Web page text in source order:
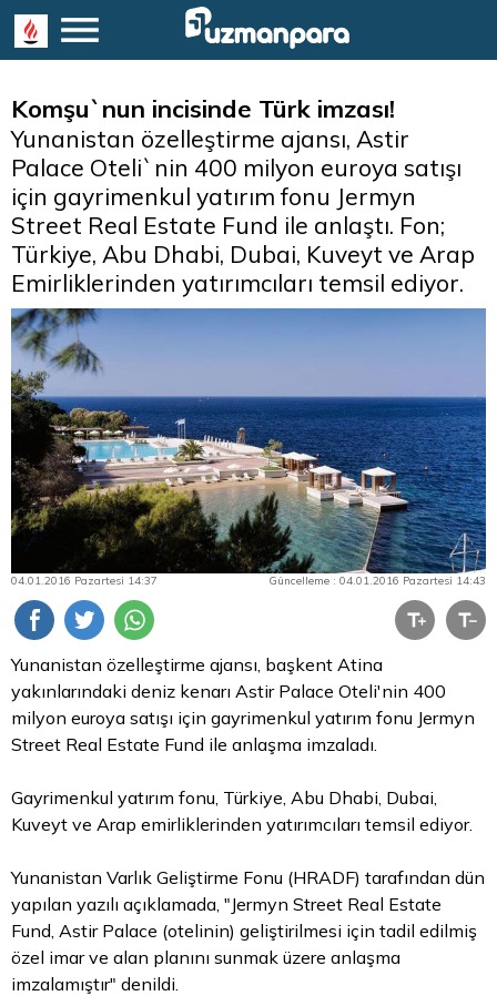
Komşu`nun incisinde Türk imzası!
Yunanistan özelleştirme ajansı, Astir
Palace Oteli`nin 400 milyon euroya satışı
için gayrimenkul yatırım fonu Jermyn
Street Real Estate Fund ile anlaştı. Fon;
Türkiye, Abu Dhabi, Dubai, Kuveyt ve Arap
Emirliklerinden yatırımcıları temsil ediyor.
04.01.2016 Pazartesi 14:37 Güncelleme : 04.01.2016 Pazartesi 14:43
Yunanistan özelleştirme ajansı, başkent Atina
yakınlarındaki deniz kenarı Astir Palace Oteli'nin 400
milyon euroya satışı için gayrimenkul yatırım fonu Jermyn
Street Real Estate Fund ile anlaşma imzaladı.
Gayrimenkul yatırım fonu, Türkiye, Abu Dhabi, Dubai,
Kuveyt ve Arap emirliklerinden yatırımcıları temsil ediyor.
Yunanistan Varlık Geliştirme Fonu (HRADF) tarafından dün
yapılan yazılı açıklamada, "Jermyn Street Real Estate
Fund, Astir Palace (otelinin) geliştirilmesi için tadil edilmiş
özel imar ve alan planını sunmak üzere anlaşma
imzalamıştır" denildi.